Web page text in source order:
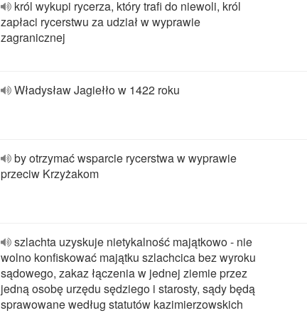
król wykupi rycerza, który trafi do niewoli, król
zapłaci rycerstwu za udział w wyprawie
zagranicznej
Władysław Jagiełło w 1422 roku
by otrzymać wsparcie rycerstwa w wyprawie
przeciw Krzyżakom
szlachta uzyskuje nietykalność majątkowo - nie
wolno konfiskować majątku szlachcica bez wyroku
sądowego, zakaz łączenia w jednej ziemie przez
jedną osobę urzędu sędziego i starosty, sądy będą
sprawowane według statutów kazimierzowskich